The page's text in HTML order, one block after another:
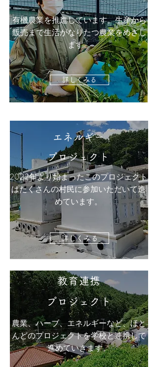
有機農業を推進しています。生産から
販売まで生活がなりたつ農業をめざし
ます。
詳しくみる
エネルギー​
プロジェクト
2022年より始まったこのプロジェクト
はたくさんの村民に参加いただいて進
めています。
詳しくみる
農業、ハーブ、エネルギーなど、ほと
んどのプロジェクトを学校と連携して
進めていきます。
教育連携
プロジェクト